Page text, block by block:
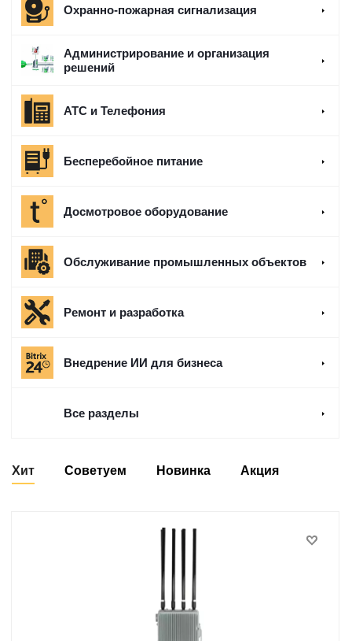
Охранно-пожарная сигнализация
Администрирование и организация
решений
АТС и Телефония
Бесперебойное питание
Досмотровое оборудование
Обслуживание промышленных объектов
Ремонт и разработка
Внедрение ИИ для бизнеса
Все разделы
Хит Советуем Новинка Акция